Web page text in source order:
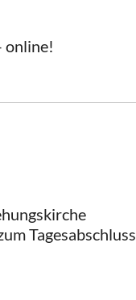
online!
Tagesabschluss